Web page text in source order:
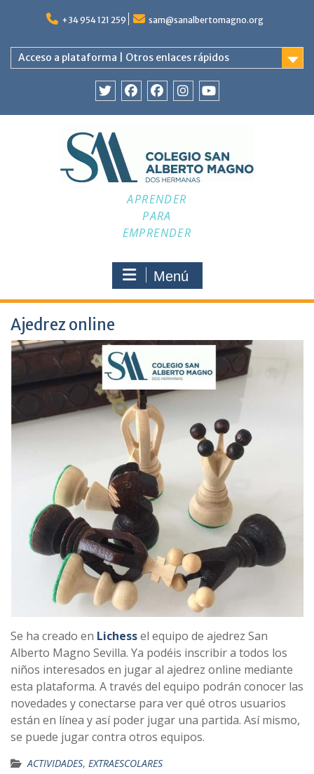
+34 954 121 259 sam@sanalbertomagno.org
Acceso a plataforma | Otros enlaces rápidos
APRENDER
PARA
EMPRENDER
Menú
Ajedrez online
Se ha creado en Lichessel equipo de ajedrez San
Alberto Magno Sevilla. Ya podéis inscribir a todos los
niños interesados en jugar al ajedrez online mediante
esta plataforma. A través del equipo podrán conocer las
novedades y conectarse para ver qué otros usuarios
están en línea y así poder jugar una partida. Así mismo,
se puede jugar contra otros equipos.
ACTIVIDADES, EXTRAESCOLARES